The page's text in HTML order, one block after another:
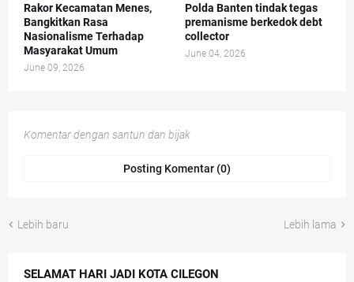
Rakor Kecamatan Menes,
Bangkitkan Rasa
Nasionalisme Terhadap
Masyarakat Umum
June 09, 2026
Polda Banten tindak tegas
premanisme berkedok debt
collector
June 04, 2026
Komentar dengan santun dan bijak
Posting Komentar (0)
Lebih baru Lebih lama
SELAMAT HARI JADI KOTA CILEGON